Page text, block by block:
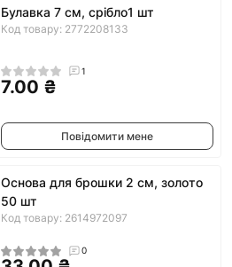
Булавка 7 см, срібло1 шт
Код товару: 2772208133
1
7.00 ₴
Повідомити мене
Основа для брошки 2 см, золото
50 шт
Код товару: 2614972097
0